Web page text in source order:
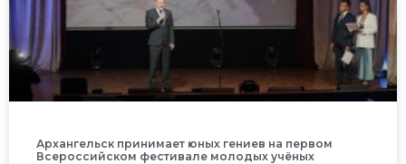
Архангельск принимает юных гениев на первом
Всероссийском фестивале молодых учёных